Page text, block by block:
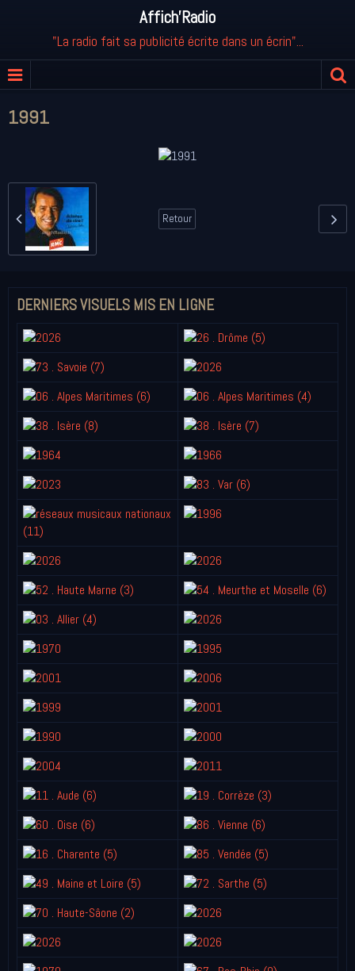
Affich'Radio
"La radio fait sa publicité écrite dans un écrin"...
1991
Retour
DERNIERS VISUELS MIS EN LIGNE